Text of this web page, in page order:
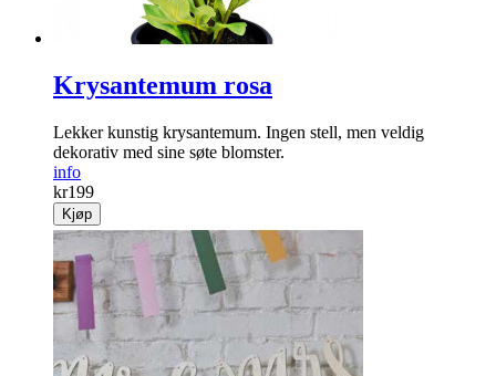
Krysantemum rosa
Lekker kunstig krysantemum. Ingen stell, ­men veldig
dekorativ med sine søte blomster.
info
kr199
Kjøp